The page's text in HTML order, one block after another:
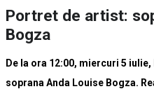
Portret de artist:
Bogza
De la ora 12:00, miercuri 5
soprana Anda Louise Bogza.